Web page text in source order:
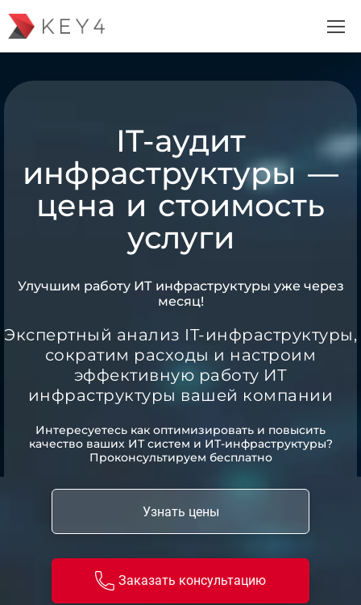
IT-аудит
инфраструктуры —
цена и стоимость
услуги
Улучшим работу ИТ инфраструктуры уже через
месяц!
Экспертный анализ IT-инфраструктуры,
сократим расходы и настроим
эффективную работу ИТ
инфраструктуры вашей компании
Интересуетесь как оптимизировать и повысить
качество ваших ИТ систем и ИТ-инфраструктуры?
Проконсультируем бесплатно
Узнать цены
Заказать консультацию